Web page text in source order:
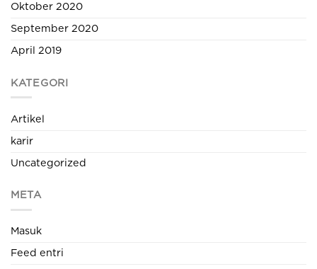
Oktober 2020
September 2020
April 2019
KATEGORI
Artikel
karir
Uncategorized
META
Masuk
Feed entri